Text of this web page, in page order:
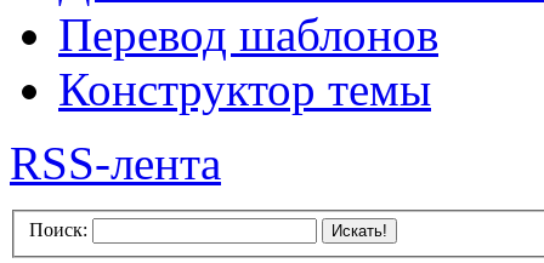
Перевод шаблонов
Конструктор темы
RSS-лента
Поиск: Искать!